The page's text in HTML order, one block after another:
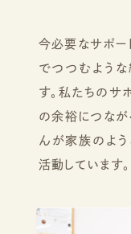
今必要なサポー
でつつむよう
す。私たちのサ
の余裕につなが
んが家族のよう
活動しています。